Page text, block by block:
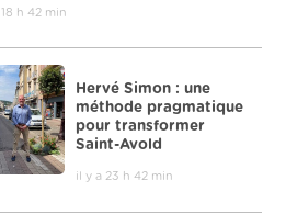
h 42 min
Hervé Simon : une
méthode pragmatique
pour transformer
Saint-Avold
il y a 23 h 42 min